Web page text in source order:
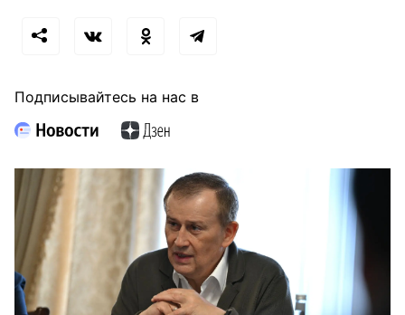
Подписывайтесь на нас в